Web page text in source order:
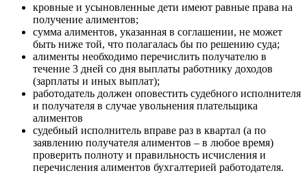
кровные и усыновленные дети имеют равные права на
получение алиментов;
сумма алиментов, указанная в соглашении, не может
быть ниже той, что полагалась бы по решению суда;
алименты необходимо перечислить получателю в
течение 3 дней со дня выплаты работнику доходов
(зарплаты и иных выплат);
работодатель должен оповестить судебного исполнителя
и получателя в случае увольнения плательщика
алиментов
судебный исполнитель вправе раз в квартал (а по
заявлению получателя алиментов – в любое время)
проверить полноту и правильность исчисления и
перечисления алиментов бухгалтерией работодателя.